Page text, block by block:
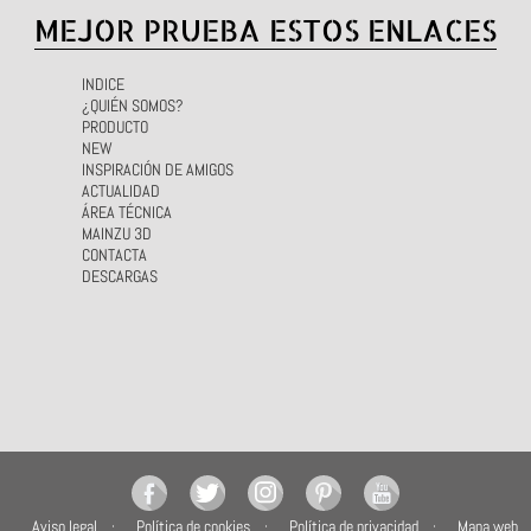
MEJOR PRUEBA ESTOS ENLACES
INDICE
¿QUIÉN SOMOS?
PRODUCTO
NEW
INSPIRACIÓN DE AMIGOS
ACTUALIDAD
ÁREA TÉCNICA
MAINZU 3D
CONTACTA
DESCARGAS
Aviso legal Política de cookies Política de privacidad Mapa web